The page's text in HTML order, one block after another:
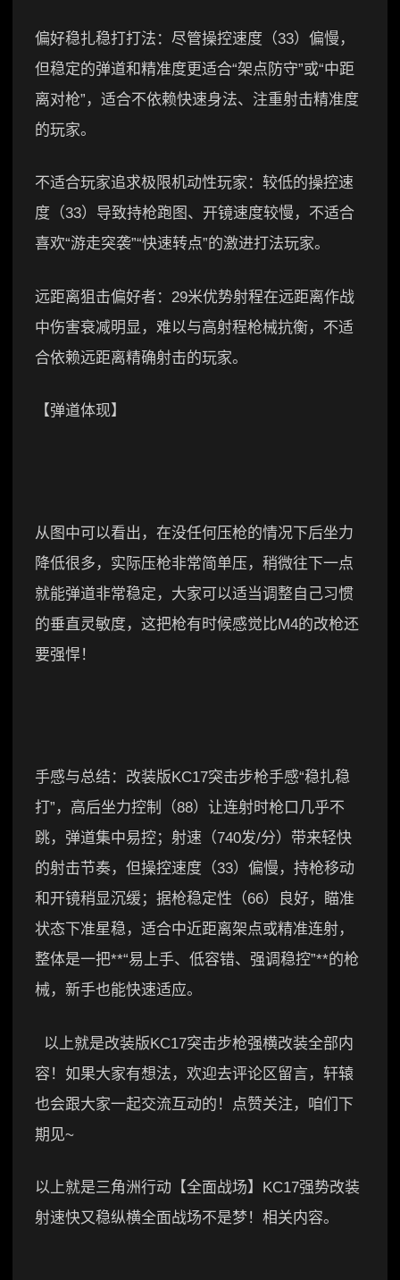
偏好稳扎稳打打法：尽管操控速度（33）偏慢，
但稳定的弹道和精准度更适合“架点防守”或“中距
离对枪”，适合不依赖快速身法、注重射击精准度
的玩家。
不适合玩家追求极限机动性玩家：较低的操控速
度（33）导致持枪跑图、开镜速度较慢，不适合
喜欢“游走突袭”“快速转点”的激进打法玩家。
远距离狙击偏好者：29米优势射程在远距离作战
中伤害衰减明显，难以与高射程枪械抗衡，不适
合依赖远距离精确射击的玩家。
【弹道体现】
从图中可以看出，在没任何压枪的情况下后坐力
降低很多，实际压枪非常简单压，稍微往下一点
就能弹道非常稳定，大家可以适当调整自己习惯
的垂直灵敏度，这把枪有时候感觉比M4的改枪还
要强悍！
手感与总结：改装版KC17突击步枪手感“稳扎稳
打”，高后坐力控制（88）让连射时枪口几乎不
跳，弹道集中易控；射速（740发/分）带来轻快
的射击节奏，但操控速度（33）偏慢，持枪移动
和开镜稍显沉缓；据枪稳定性（66）良好，瞄准
状态下准星稳，适合中近距离架点或精准连射，
整体是一把**“易上手、低容错、强调稳控”**的枪
械，新手也能快速适应。
以上就是改装版KC17突击步枪强横改装全部内
容！如果大家有想法，欢迎去评论区留言，轩辕
也会跟大家一起交流互动的！点赞关注，咱们下
期见~
以上就是三角洲行动【全面战场】KC17强势改装
射速快又稳纵横全面战场不是梦！相关内容。